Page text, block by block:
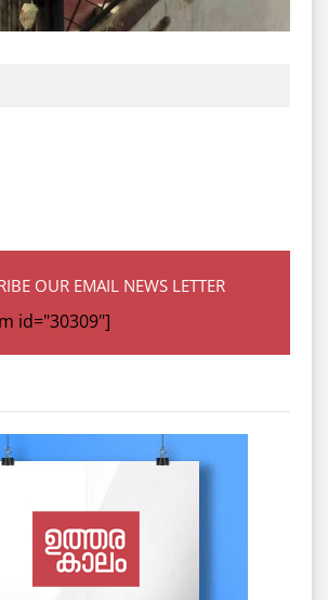
OUR EMAIL NEWS LETTER
id="30309"]